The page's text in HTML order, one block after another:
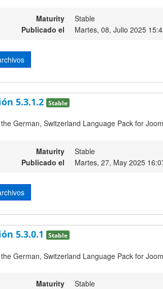
Maturity
Stable
Publicado el
Martes, 08, Julio 2025
5.3.1.2 Stable
German, Switzerland Language Pack for
Maturity
Stable
Publicado el
Martes, 27, May 2025
5.3.0.1 Stable
German, Switzerland Language Pack for
Maturity Stable